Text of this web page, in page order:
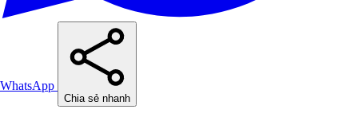
WhatsApp
Chia sẻ nhanh